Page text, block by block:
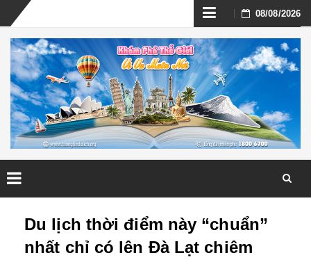
Skip
to
content
08/08/2026
Du lịch thời điểm này “chuẩn”
nhất chỉ có lên Đà Lạt chiêm